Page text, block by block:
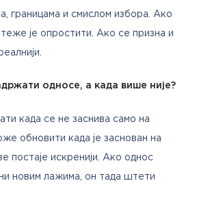
границама и смислом избора. Ако
је опростити. Ако се призна и
односе, а када више није?
када се не заснива само на
обновити када је заснован на
постаје искренији. Ако однос
новим лажима, он тада штети